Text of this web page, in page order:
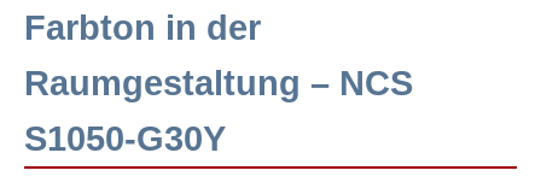
Farbton in der
Raumgestaltung – NCS
S1050-G30Y